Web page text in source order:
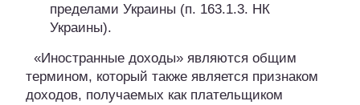
пределами Украины (п. 163.1.3. НК
Украины).
«Иностранные доходы» являются общим
термином, который также является признаком
доходов, получаемых как плательщиком